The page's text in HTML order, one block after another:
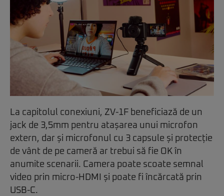
La capitolul conexiuni, ZV-1F beneficiază de un
jack de 3,5mm pentru atașarea unui microfon
extern, dar și microfonul cu 3 capsule și protecție
de vânt de pe cameră ar trebui să fie OK în
anumite scenarii. Camera poate scoate semnal
video prin micro-HDMI și poate fi încărcată prin
USB-C.